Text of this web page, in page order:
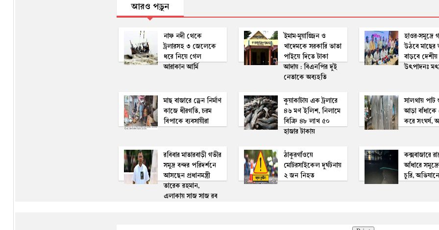
আরও পড়ুন
নাফ নদী থেকে
ট্রলারসহ ৩ জেলেকে
ধরে নিয়ে গেল
আরাকান আর্মি
ইমাম-মুয়াজ্জিন ও
খাদেমকে সরকারি ভাতা
পাইয়ে দিতে টাকা
আদায় : বিএনপির দুই
নেতাকে অব্যহতি
হাওর-সমুদ্রে
উঠবে মাছের
বাড়বে দেশীয়
উৎপাদনঃ
মাছ বাজারে ড্রেন নির্মাণ
কাজে ধীরগতি, চরম
বিপাকে ব্যবসায়ীরা
কুয়াকাটায় এক ট্রলারে
৪৬ মণ ইলিশ, নিলামে
বিক্রি ৪৮ লাখ ৫০
হাজার টাকায়
সালথায় পাট
আড়া বাঁধাকে
করে সংঘর্ষ,
রবিবার মাতারবাড়ী গভীর
সমুদ্র বন্দর পরিদর্শনে
আসছেন প্রধানমন্ত্রী
তারেক রহমান,
এলাকায় সাজ সাজ রব
ঠাকুরগাঁওয়ে
মোটরসাইকেল দুর্ঘটনায়
২ জন নিহত
কক্সবাজারে
আঁধারে
চুরি,